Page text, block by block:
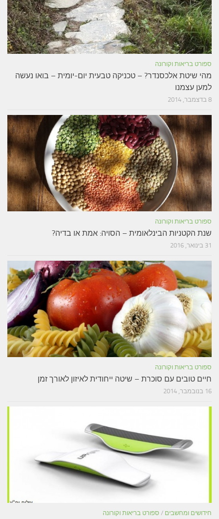
ספורט בריאות וקורונה
מהי שיטת אלכסנדר? – טכניקה טבעית יום-יומית – בואו נעשה
למען עצמנו
8 בדצמבר, 2014
ספורט בריאות וקורונה
שנת הקטניות הבינלאומית – הסויה: אמת או בדיה?
31 בינואר, 2016
ספורט בריאות וקורונה
חיים טובים עם סוכרת – שיטה ייחודית לאיזון לאורך זמן
16 בנובמבר, 2014
חידושים ומחשבים / ספורט בריאות וקורונה